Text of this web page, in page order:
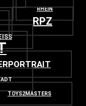
RHEIN
RPZ
TOYS2MASTERS